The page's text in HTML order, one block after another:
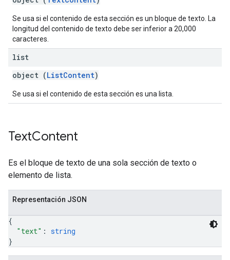
Se usa si el contenido de esta sección es un bloque de texto. La
longitud del contenido de texto debe ser inferior a 20,000
caracteres.
list
object (ListContent)
Se usa si el contenido de esta sección es una lista.
TextContent
Es el bloque de texto de una sola sección de texto o
elemento de lista.
Representación JSON
{
"text" : string
}